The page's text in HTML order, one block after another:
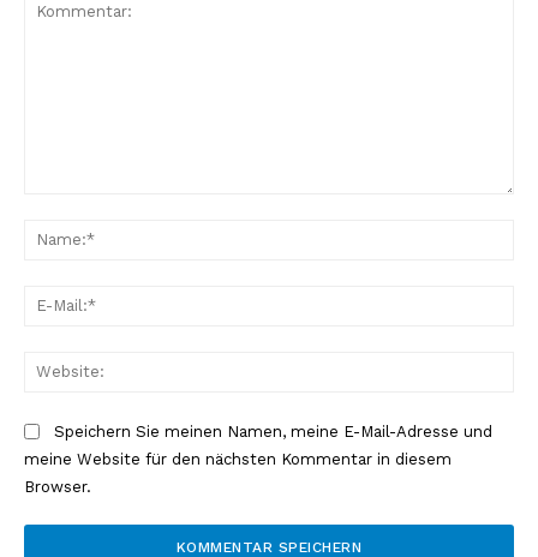
Speichern Sie meinen Namen, meine E-Mail-Adresse und
meine Website für den nächsten Kommentar in diesem
Browser.